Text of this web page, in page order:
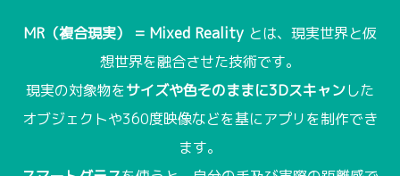
MR（複合現実） = Mixed Reality とは、現実世界と仮
想世界を融合させた技術です。
現実の対象物をサイズや色そのままに3Dスキャンした
オブジェクトや360度映像などを基にアプリを制作でき
ます。